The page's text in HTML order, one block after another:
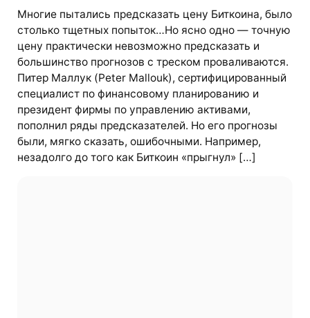
Многие пытались предсказать цену Биткоина, было
столько тщетных попыток…Но ясно одно — точную
цену практически невозможно предсказать и
большинство прогнозов с треском проваливаются.
Питер Маллук (Peter Mallouk), сертифицированный
специалист по финансовому планированию и
президент фирмы по управлению активами,
пополнил ряды предсказателей. Но его прогнозы
были, мягко сказать, ошибочными. Например,
незадолго до того как Биткоин «прыгнул» […]